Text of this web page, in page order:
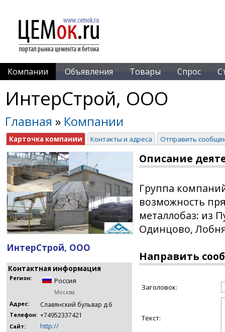
Компании Объявления Товары Спрос
ИнтерСтрой, ООО
Главная » Компании
Карточка компании Контакты и адреса Отправить
ИнтерСтрой, ООО
Контактная информация
Регион: Россия
Москва
Адрес:
Славянский бульвар д.6
Телефон: +74952337421
Сайт: http://
Описание
Группа
возможность
металлобаз: из
Одинцово,
Направить
Заголовок:
Текст: